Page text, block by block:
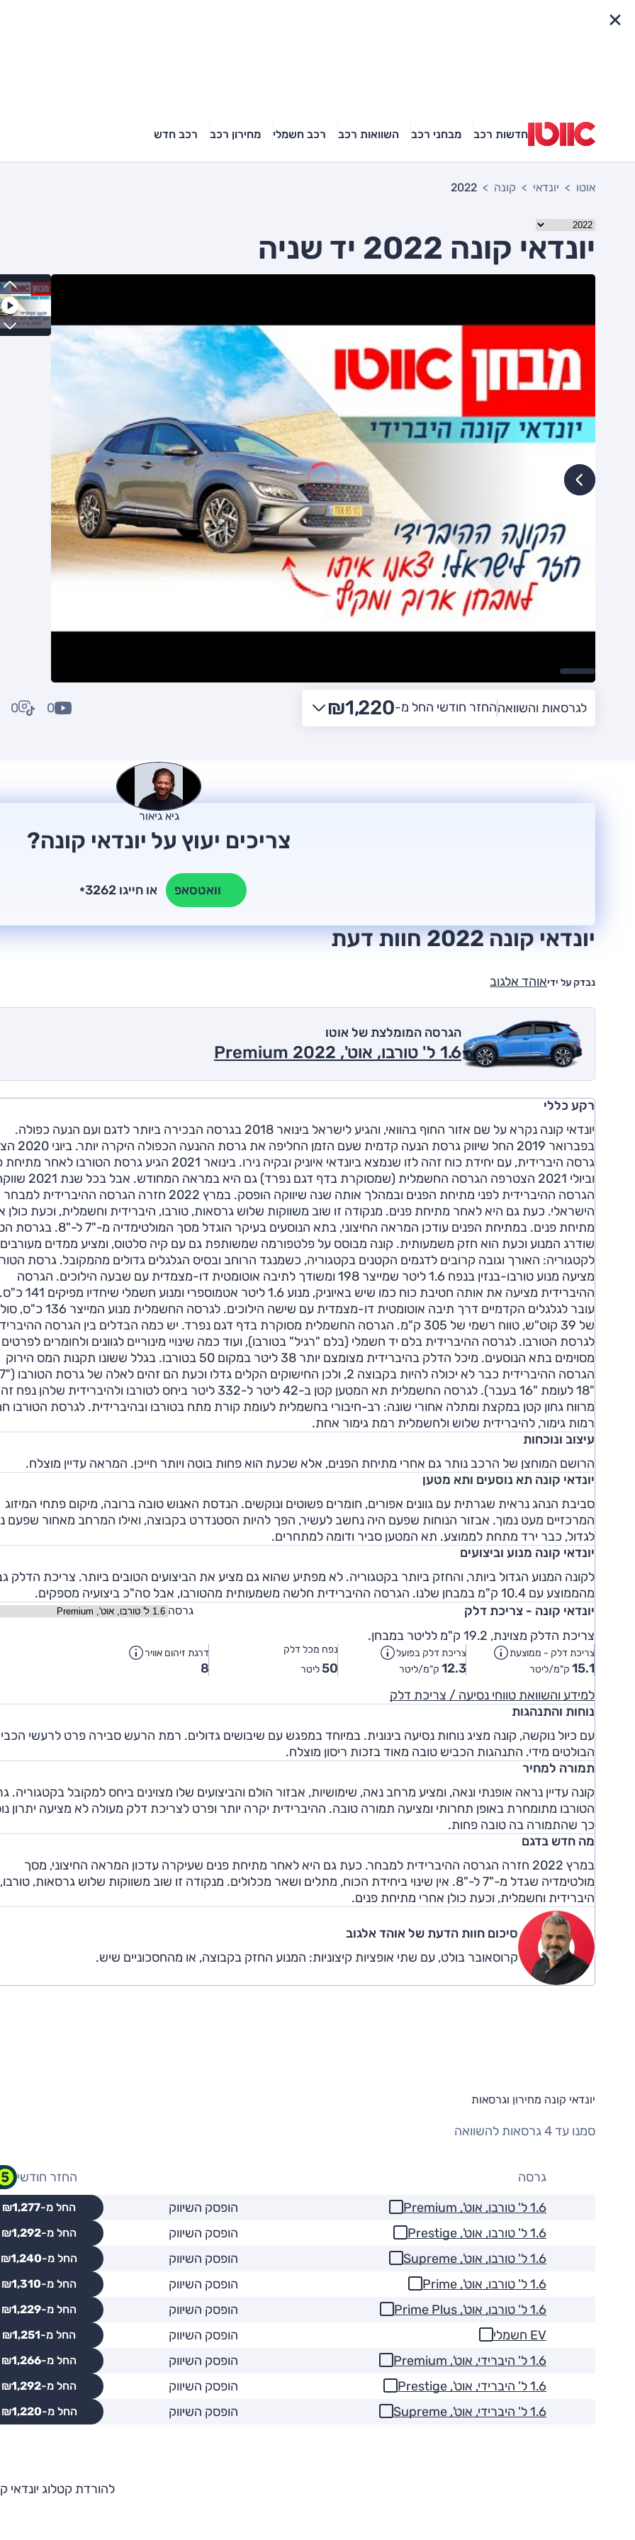
חדשות רכב מבחני רכב השוואות רכב רכב חשמלי מחירון רכב רכב חדש
אוטו יונדאי קונה 2022
יונדאי קונה 2022 יד שניה
לגרסאות והשוואההחזר חודשי החל מ-₪1,220
0
0
גיא גיאור
צריכים יעוץ על יונדאי קונה?
וואטסאפ * או חייגו 3262
יונדאי קונה 2022 חוות דעת
נבדק על ידיאוהד אלגוב
הגרסה המומלצת של אוטו
1.6 ל' טורבו, אוט', Premium 2022
רקע כללי
יונדאי קונה נקרא על שם אזור החוף בהוואי, והגיע לישראל בינואר 2018 בגרסה הבכירה ביותר לדגם ועם הנעה כפולה.
בפברואר 2019 החל שיווק
גרסה היברידית, עם יחידת כוח זהה לזו שנמצא ביונדאי איוניק ובקיה נירו. בינואר 2021 הגיע גרסת הטורבו
וביולי 2021 הצטרפה הגרסה החשמלית (שמסוקרת בדף דגם נפרד) גם היא במראה
הגרסה ההיברידית לפני מתיחת הפנים ובמהלך אותה שנה שיווקה הופסק. במרץ 2022 חזרה הגרסה ההיברידית למבחר
הישראלי. כעת גם היא לאחר מתיחת פנים. מנקודה זו שוב משווקות שלוש גרסאות, טורבו, היברידית וחשמלית, וכעת כולן
מתיחת פנים. במתיחת הפנים עודכן המראה החיצוני, בתא הנוסעים בעיקר הוגדל
שודרג המנוע וכעת הוא חזק משמעותית. קונה מבוסס על פלטפורמה שמשותפת גם עם קיה סלטוס, ומציע ממדים מעורבים
לקטגוריה: האורך וגובה קרובים לדגמים הקטנים בקטגוריה, כשמנגד הרוחב ובסיס הגלגלים גדולים מהמקובל. גרסת
מציעה מנוע טורבו-בנזין בנפח 1.6 ליטר שמייצר 198 ומשודך לתיבה אוטומטית דו-מצמדית עם שבעה הילוכים. הגרסה
ההיברידית מציעה את אותה חטיבת כוח כמו שיש
עובר לגלגלים הקדמיים דרך תיבה אוטומטית דו-מצמדית עם שישה הילוכים. לגרסה
של 39 קוט"ש, טווח רשמי של 305 ק"מ. הגרסה החשמלית מסוקרת בדף דגם נפרד. יש כמה הבדלים בין הגרסה
לגרסת הטורבו. לגרסה ההיברידית בלם יד חשמלי (בלם "רגיל" בטורבו), ועוד כמה שינויי מינוריים לגוונים ולחומרים לפרטים
מסוימים בתא הנוסעים. מיכל הדלק בהיברידית מצומצם יותר 38 ליטר במקום 50 בטורבו. בגלל ששונו תקנות המס הירוק
"18 לעומת "16 בעבר). לגרסה החשמלית תא המטען קטן ב-42 ליטר ל-332 ליטר ביחס לטורבו ולהיברידית שלהן
מרווח גחון קטן במקצת ומתלה אחורי שונה: רב-חיבורי בחשמלית לעומת קורת מתח בטורבו ובהיברידית. לגרסת הטורבו
רמות גימור, להיברידית שלוש ולחשמלית רמת גימור אחת.
עיצוב ונוכחות
הרושם המוחצן של הרכב נותר גם אחרי מתיחת הפנים, אלא שכעת הוא פחות בוטה ויותר חייכן. המראה עדיין מוצלח.
יונדאי קונה תא נוסעים ותא מטען
סביבת הנהג נראית שגרתית עם גוונים אפורים, חומרים פשוטים ונוקשים. הנדסת האנוש טובה ברובה, מיקום פתחי המיזוג
המרכזיים מעט נמוך. אבזור הנוחות שפעם היה נחשב לעשיר, הפך להיות הסטנדרט בקבוצה, ואילו המרחב מאחור שפעם
לגדול, כבר ירד מתחת לממוצע. תא המטען סביר ודומה למתחרים.
יונדאי קונה מנוע וביצועים
לקונה המנוע הגדול ביותר, והחזק ביותר בקטגוריה. לא מפתיע שהוא גם מציע את הביצועים הטובים ביותר. צריכת הדלק
מהממוצע עם 10.4 ק"מ במבחן שלנו. הגרסה ההיברידית חלשה משמעותית מהטורבו, אבל סה"כ ביצועיה מספקים.
יונדאי קונה - צריכת דלק
גרסה
צריכת הדלק מצוינת, 19.2 ק"מ לליטר במבחן.
צריכת דלק - ממוצעת
15.1 ק"מ/ליטר
צריכת דלק בפועל
12.3 ק"מ/ליטר
נפח מכל דלק
50ליטר
דרגת זיהום אוויר
8
למידע והשוואת טווחי נסיעה / צריכת דלק
נוחות והתנהגות
עם כיול נוקשה, קונה מציג נוחות נסיעה בינונית. במיוחד במפגש עם שיבושים גדולים. רמת הרעש סבירה פרט לרעשי
הבולטים מידי. התנהגות הכביש טובה מאוד בזכות ריסון מוצלח.
תמורה למחיר
קונה עדיין נראה אופנתי ונאה, ומציע מרחב נאה, שימושיות, אבזור הולם והביצועים שלו מצוינים ביחס למקובל בקטגוריה.
הטורבו מתומחרת באופן תחרותי ומציעה תמורה טובה. ההיברידית יקרה יותר ופרט לצריכת דלק מעולה לא מציעה יתרון
כך שהתמורה בה טובה פחות.
מה חדש בדגם
במרץ 2022 חזרה הגרסה ההיברידית למבחר. כעת גם היא לאחר מתיחת פנים שעיקרה עדכון המראה החיצוני, מסך
מולטימדיה שגדל מ-"7 ל-"8. אין שינוי ביחידת הכוח, מתלים ושאר מכלולים. מנקודה זו שוב משווקות שלוש גרסאות, טורבו,
היברידית וחשמלית, וכעת כולן אחרי מתיחת פנים.
סיכום חוות הדעת של אוהד אלגוב
קרוסאובר בולט, עם שתי אופציות קיצוניות: המנוע החזק בקבוצה, או מהחסכוניים שיש.
יונדאי קונה מחירון וגרסאות
סמנו עד 4 גרסאות להשוואה
גרסה
החזר חודשי
1.6 ל' טורבו, אוט', Premium
הופסק השיווק החל מ-₪1,277
1.6 ל' טורבו, אוט', Prestige הופסק השיווק החל מ-₪1,292
1.6 ל' טורבו, אוט', Supreme הופסק השיווק החל מ-₪1,240
1.6 ל' טורבו, אוט', Prime הופסק השיווק החל מ-₪1,310
1.6 ל' טורבו, אוט', Prime Plus הופסק השיווק החל מ-₪1,229
EV חשמלי הופסק השיווק החל מ-₪1,251
1.6 ל' היברידי, אוט', Premium הופסק השיווק החל מ-₪1,266
1.6 ל' היברידי, אוט', Prestige הופסק השיווק החל מ-₪1,292
1.6 ל' היברידי, אוט', Supreme הופסק השיווק החל מ-₪1,220
להורדת קטלוג יונדאי